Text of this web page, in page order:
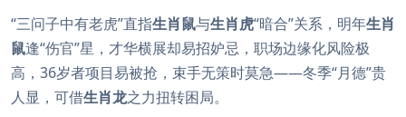
“三问子中有老虎”直指生肖鼠与生肖虎“暗合”关系，明年生肖
鼠逢“伤官”星，才华横展却易招妒忌，职场边缘化风险极
高，36岁者项目易被抢，束手无策时莫急——冬季“月德”贵
人显，可借生肖龙之力扭转困局。